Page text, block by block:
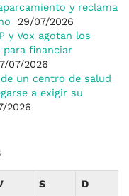
y reclama
29/07/2026
y Vox agotan los
para financiar
07/2026
un centro de salud
a exigir su
2026
S D